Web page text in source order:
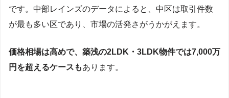
です。中部レインズのデータによると、中区は取引件数
が最も多い区であり、市場の活発さがうかがえます。
価格相場は高めで、築浅の2LDK・3LDK物件では7,000万
円を超えるケースもあります。